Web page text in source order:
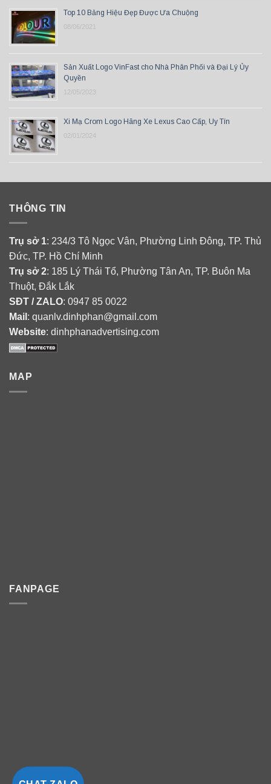
Top 10 Bảng Hiệu Đẹp Được Ưa Chuộng
08/06/2021
Sản Xuất Logo VinFast cho Nhà Phân Phối và Đại Lý Ủy
Quyền
12/05/2023
Xi Mạ Crom Logo Hãng Xe Lexus Cao Cấp, Uy Tín
02/01/2024
THÔNG TIN
Trụ sở 1: 234/3 Tô Ngọc Vân, Phường Linh Đông, TP. Thủ
Đức, TP. Hồ Chí Minh
Trụ sở 2: 185 Lý Thái Tổ, Phường Tân An, TP. Buôn Ma
Thuột, Đắk Lắk
SĐT / ZALO: 0947 85 0022
Mail : quanlv.dinhphan@gmail.com
Website: dinhphanadvertising.com
MAP
FANPAGE